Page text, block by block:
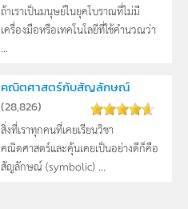
ถ้าเราเป็นมนุษย์ในยุคโบราณที่ไม่มี
เครื่องมือหรือเทคโนโลยีที่ใช้คำนวณว่า
...
คณิตศาสตร์กับสัญลักษณ์
(28,826)
สิ่งที่เราทุกคนที่เคยเรียนวิชา
คณิตศาสตร์และคุ้นเคยเป็นอย่างดีก็คือ
สัญลักษณ์ (symbolic) ...